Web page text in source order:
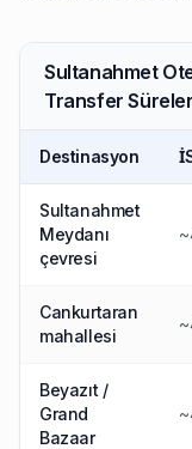
Sultanahmet
Transfer
Destinasyon
Sultanahmet
Meydanı
çevresi
Cankurtaran
mahallesi
Beyazıt /
Grand
Bazaar